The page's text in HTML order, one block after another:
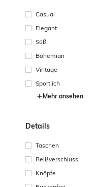
Casual
Elegant
Süß
Bohemian
Vintage
Sportlich
Mehr ansehen
Details
Taschen
Reißverschluss
Knöpfe